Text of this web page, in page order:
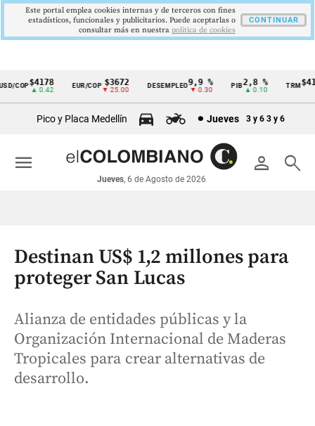
Cintillo
económicos
Colombia
COP$4178
▲ 0.42
EUR/COP $3672
▼ 25.00
DESEMPLEO 9,9 %
▼ 0.30
PIB2,8 %
▲ 0.10
TRM
Pico y Placa Medellín Jueves 3 y 6 3 y 6
person search
Jueves, 6 de Agosto de 2026
menu
Destinan US$ 1,2 millones para
proteger San Lucas
Alianza de entidades públicas y la
Organización Internacional de Maderas
Tropicales para crear alternativas de
desarrollo.
Este portal emplea cookies internas y de terceros con fines
estadísticos, funcionales y publicitarios. Puede aceptarlas o
consultar más en nuestra politica de cookies
CONTINUAR